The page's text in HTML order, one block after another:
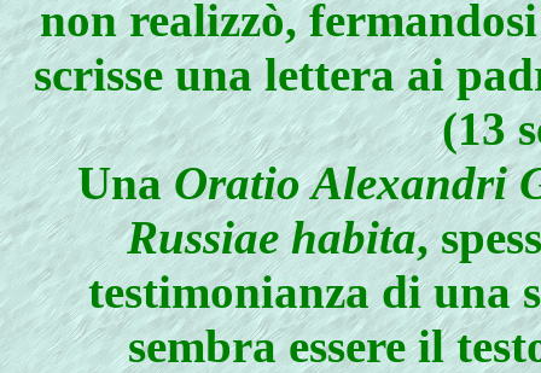
non realizzò,
scrisse una lettera ai
(13
UnaOratio Alexandri
Russiae habita,
testimonianza di una
sembra essere il